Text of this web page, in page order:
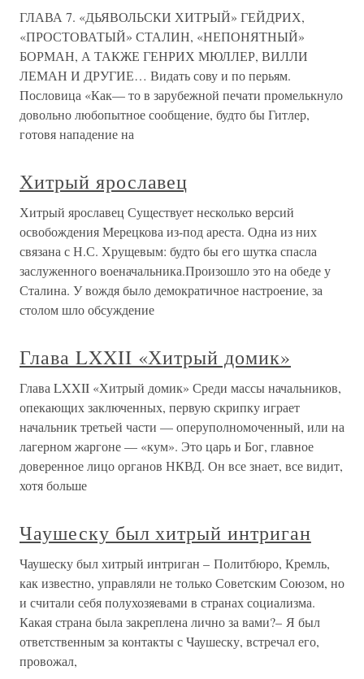
ГЛАВА 7. «ДЬЯВОЛЬСКИ ХИТРЫЙ» ГЕЙДРИХ,
«ПРОСТОВАТЫЙ» СТАЛИН, «НЕПОНЯТНЫЙ»
БОРМАН, А ТАКЖЕ ГЕНРИХ МЮЛЛЕР, ВИЛЛИ
ЛЕМАН И ДРУГИЕ… Видать сову и по перьям.
Пословица «Как— то в зарубежной печати промелькнуло
довольно любопытное сообщение, будто бы Гитлер,
готовя нападение на
Хитрый ярославец
Хитрый ярославец Существует несколько версий
освобождения Мерецкова из-под ареста. Одна из них
связана с Н.С. Хрущевым: будто бы его шутка спасла
заслуженного военачальника.Произошло это на обеде у
Сталина. У вождя было демократичное настроение, за
столом шло обсуждение
Глава LXXII «Хитрый домик»
Глава LXXII «Хитрый домик» Среди массы начальников,
опекающих заключенных, первую скрипку играет
начальник третьей части — оперуполномоченный, или на
лагерном жаргоне — «кум». Это царь и Бог, главное
доверенное лицо органов НКВД. Он все знает, все видит,
хотя больше
Чаушеску был хитрый интриган
Чаушеску был хитрый интриган – Политбюро, Кремль,
как известно, управляли не только Советским Союзом, но
и считали себя полухозяевами в странах социализма.
Какая страна была закреплена лично за вами?– Я был
ответственным за контакты с Чаушеску, встречал его,
провожал,